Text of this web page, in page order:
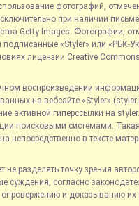
фотографий,
при наличии
Getty Images. Фотографии,
подписанные «Styler» или «РБК-
лицензии Creative
воспроизведении
на вебсайте «Styler»
активной гиперссылки на
поисковыми системами.
непосредственно в тексте
не разделять точку зрения
суждения, согласно
и доказыванию их